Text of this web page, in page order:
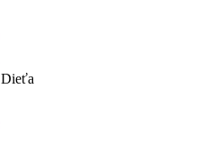
Dieťa